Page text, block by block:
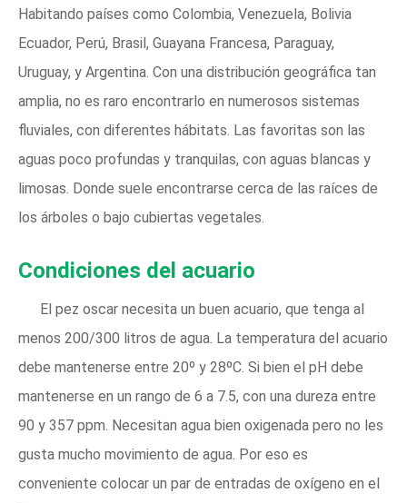
Habitando países como Colombia, Venezuela, Bolivia
Ecuador, Perú, Brasil, Guayana Francesa, Paraguay,
Uruguay, y Argentina. Con una distribución geográfica tan
amplia, no es raro encontrarlo en numerosos sistemas
fluviales, con diferentes hábitats. Las favoritas son las
aguas poco profundas y tranquilas, con aguas blancas y
limosas. Donde suele encontrarse cerca de las raíces de
los árboles o bajo cubiertas vegetales.
Condiciones del acuario
El pez oscar necesita un buen acuario, que tenga al
menos 200/300 litros de agua. La temperatura del acuario
debe mantenerse entre 20º y 28ºC. Si bien el pH debe
mantenerse en un rango de 6 a 7.5, con una dureza entre
90 y 357 ppm. Necesitan agua bien oxigenada pero no les
gusta mucho movimiento de agua. Por eso es
conveniente colocar un par de entradas de oxígeno en el